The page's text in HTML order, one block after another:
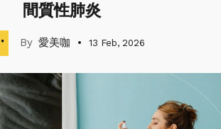
間質性肺炎
愛美咖 13 Feb, 2026